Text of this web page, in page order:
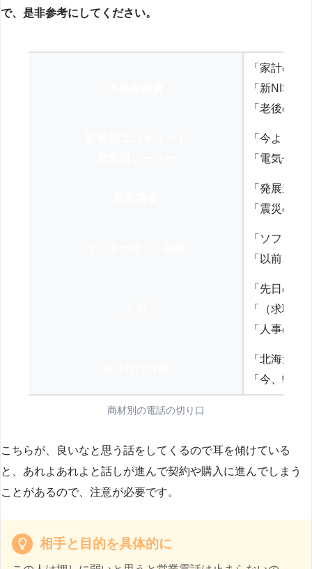
で、是非参考にしてください。
「家計の見
「新NISA
「老後の
「今より
「電気代を
「発展途
「震災の
「ソフト
「以前、
「先日の
「（求職
「人事の方
「北海道
「今、弊
商材別の電話の切り口
こちらが、良いなと思う話をしてくるので耳を傾けている
と、あれよあれよと話しが進んで契約や購入に進んでしまう
ことがあるので、注意が必要です。
相手と目的を具体的に